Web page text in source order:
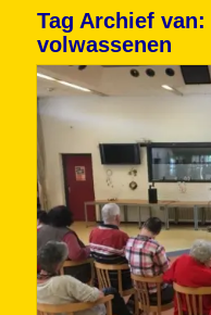
Tag Archief van:
volwassenen